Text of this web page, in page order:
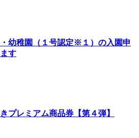
幼稚園（１号認定※１）の入園申
す
プレミアム商品券【第４弾】